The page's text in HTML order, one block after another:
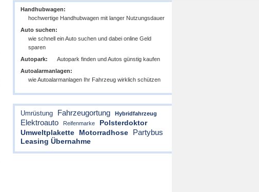
Handhubwagen:
hochwertige Handhubwagen mit langer Nutzungsdauer
Auto suchen:
wie schnell ein Auto suchen und dabei online Geld
sparen
Autopark:
Autopark finden und Autos günstig kaufen
Autoalarmanlagen:
wie Autoalarmanlagen Ihr Fahrzeug wirklich schützen
Umrüstung Fahrzeugortung Hybridfahrzeug
Elektroauto Reifenmarke
Polsterdoktor
Umweltplakette
Motorradhose Partybus
Leasing Übernahme